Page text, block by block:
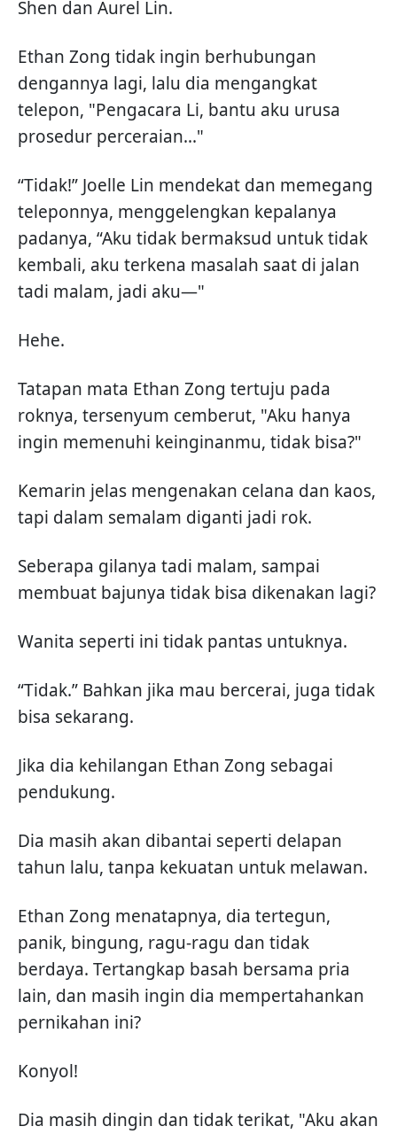
Shen dan Aurel Lin.
Ethan Zong tidak ingin berhubungan
dengannya lagi, lalu dia mengangkat
telepon, "Pengacara Li, bantu aku urusa
prosedur perceraian..."
“Tidak!” Joelle Lin mendekat dan memegang
teleponnya, menggelengkan kepalanya
padanya, “Aku tidak bermaksud untuk tidak
kembali, aku terkena masalah saat di jalan
tadi malam, jadi aku—"
Hehe.
Tatapan mata Ethan Zong tertuju pada
roknya, tersenyum cemberut, "Aku hanya
ingin memenuhi keinginanmu, tidak bisa?"
Kemarin jelas mengenakan celana dan kaos,
tapi dalam semalam diganti jadi rok.
Seberapa gilanya tadi malam, sampai
membuat bajunya tidak bisa dikenakan lagi?
Wanita seperti ini tidak pantas untuknya.
“Tidak.” Bahkan jika mau bercerai, juga tidak
bisa sekarang.
Jika dia kehilangan Ethan Zong sebagai
pendukung.
Dia masih akan dibantai seperti delapan
tahun lalu, tanpa kekuatan untuk melawan.
Ethan Zong menatapnya, dia tertegun,
panik, bingung, ragu-ragu dan tidak
berdaya. Tertangkap basah bersama pria
lain, dan masih ingin dia mempertahankan
pernikahan ini?
Konyol!
Dia masih dingin dan tidak terikat, "Aku akan